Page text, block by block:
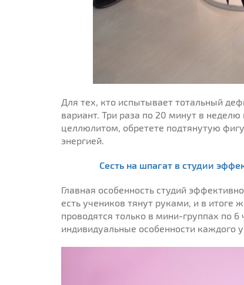
Для тех, кто испытывает тотальный
вариант. Три раза по 20 минут в
целлюлитом, обретете подтянутую
энергией.
Сесть на шпагат в студии
Главная особенность студий
есть учеников тянут руками, и в итоге
проводятся только в мини-группах по
индивидуальные особенности каждого